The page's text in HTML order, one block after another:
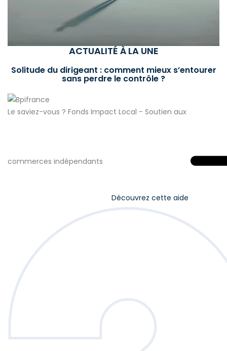
ACTUALITÉ À LA UNE
Solitude du dirigeant : comment mieux s’entourer
sans perdre le contrôle ?
Le saviez-vous ? Fonds Impact Local - Soutien aux
commerces indépendants
Découvrez cette aide